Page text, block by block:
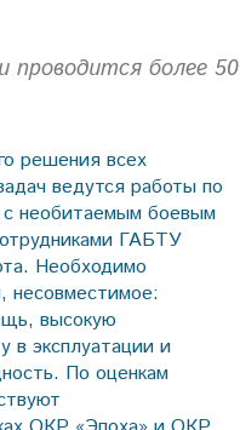
проводится более 50
решения всех
ведутся работы по
необитаемым боевым
ГАБТУ
Необходимо
несовместимое:
высокую
в эксплуатации и
По оценкам